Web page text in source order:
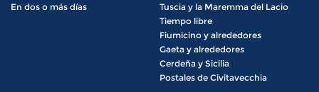
En dos o más días
Tuscia y la Maremma del Lacio
Tiempo libre
Fiumicino y alrededores
Gaeta y alrededores
Cerdeña y Sicilia
Postales de Civitavecchia